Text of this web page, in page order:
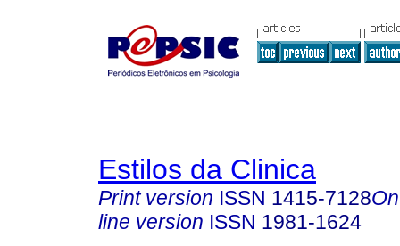
Estilos da Clinica
Print version ISSN 1415-7128
line version ISSN 1981-1624